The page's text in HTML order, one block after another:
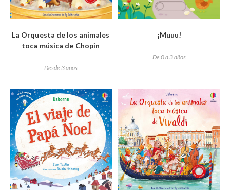
La Orquesta de los animales
toca música de Chopin
Desde 3 años
¡Muuu!
De 0 a 3 años